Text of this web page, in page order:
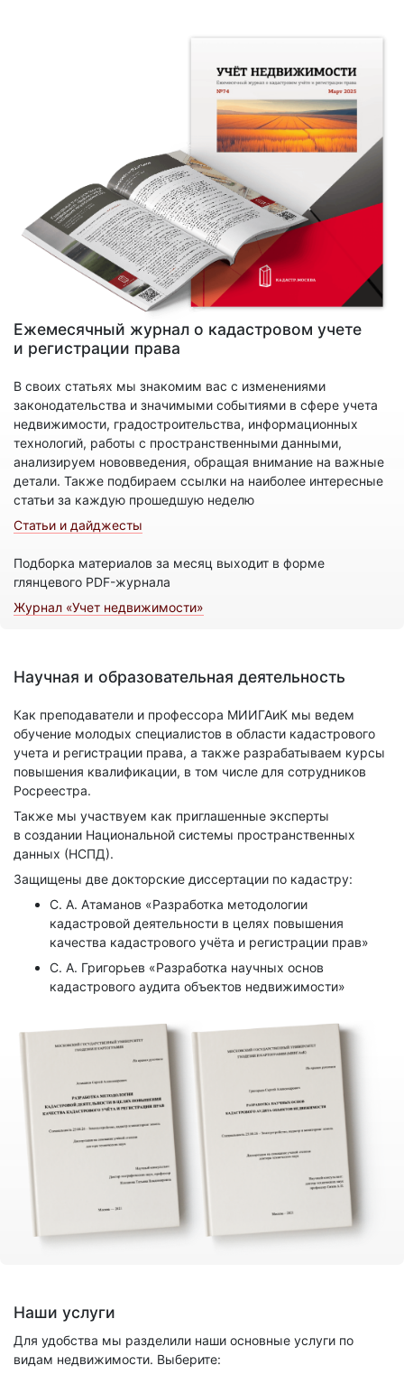
Ежемесячный журнал о кадастровом учете
и регистрации права
В своих статьях мы знакомим вас с изменениями
законодательства и значимыми событиями в сфере учета
недвижимости, градостроительства, информационных
технологий, работы с пространственными данными,
анализируем нововведения, обращая внимание на важные
детали. Также подбираем ссылки на наиболее интересные
статьи за каждую прошедшую неделю
Статьи и дайджесты
Подборка материалов за месяц выходит в форме
глянцевого PDF-журнала
Журнал «Учет недвижимости»
Научная и образовательная деятельность
Как преподаватели и профессора МИИГАиК мы ведем
обучение молодых специалистов в области кадастрового
учета и регистрации права, а также разрабатываем курсы
повышения квалификации, в том числе для сотрудников
Росреестра.
Также мы участвуем как приглашенные эксперты
в создании Национальной системы пространственных
данных (НСПД).
Защищены две докторские диссертации по кадастру:
С. А. Атаманов «Разработка методологии
кадастровой деятельности в целях повышения
качества кадастрового учёта и регистрации прав»
С. А. Григорьев «Разработка научных основ
кадастрового аудита объектов недвижимости»
Наши услуги
Для удобства мы разделили наши основные услуги по
видам недвижимости. Выберите: